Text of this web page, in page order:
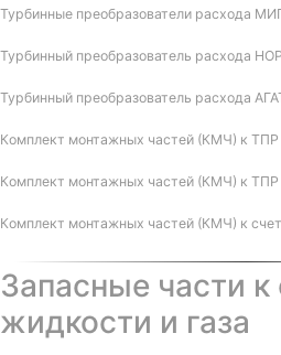
Турбинные преобразователи расхода
Турбинный преобразователь расхода
Турбинный преобразователь расхода
Комплект монтажных частей (КМЧ) к
Комплект монтажных частей (КМЧ) к
Комплект монтажных частей (КМЧ) к
Запасные части к
жидкости и газа